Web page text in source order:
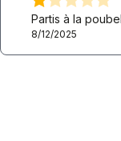
Partis à la
8/12/2025